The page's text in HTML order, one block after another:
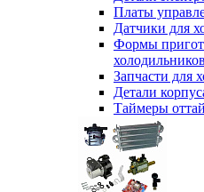
Платы
Датчики для
Формы
холодильников
Запчасти для
Детали
Таймеры